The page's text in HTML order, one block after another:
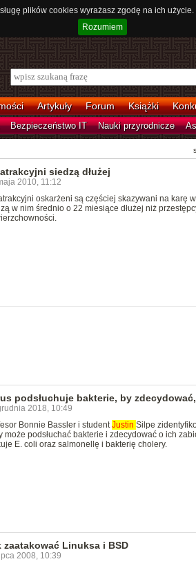
plików cookies wyrażasz zgodę na ich
Rozumiem
Artykuły Forum Książki
Bezpieczeństwo IT Nauki przyrodnicze
siedzą dłużej
2010, 11:12
oskarżeni są częściej skazywani na karę
w nim średnio o 22 miesiące dłużej niż
podsłuchuje bakterie, by
2018, 10:49
Bonnie Bassler i studentJustin Silpe
może podsłuchać bakterie i zdecydować o ich
E. coli oraz salmonellę i bakterię cholery.
zaatakować Linuksa i BSD
2008, 10:39